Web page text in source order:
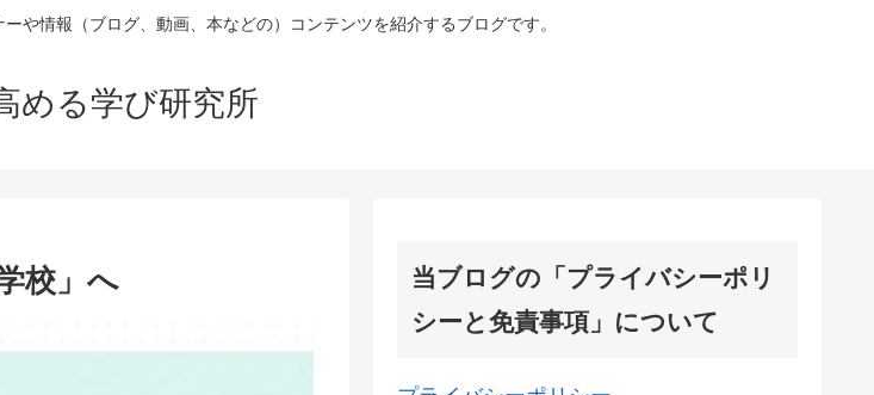
や情報（ブログ、動画、本などの）コンテンツを紹介するブログです。
める学び研究所
校」へ
当ブログの「プライバシーポリ
シーと免責事項」について